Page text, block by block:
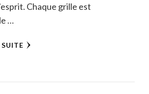
Chaque grille est
…
SUITE